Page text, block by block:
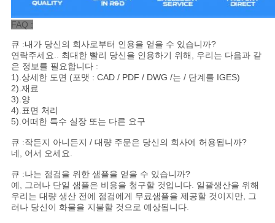
FAQ :
큐 :내가 당신의 회사로부터 인용을 얻을 수 있습니까?
연락주세요.. 최대한 빨리 당신을 인용하기 위해, 우리는 다음과 같
은 정보를 필요합니다 :
1).상세한 도면 (포맷 : CAD / PDF / DWG /는 / 단계를 IGES)
2).재료
3).양
4).표면 처리
5).어떠한 특수 실장 또는 다른 요구
큐 :작든지 아니든지 / 대량 주문은 당신의 회사에 허용됩니까?
네, 어서 오세요.
큐 :나는 점검을 위한 샘플을 얻을 수 있습니까?
예, 그러나 단일 샘플은 비용을 청구할 것입니다. 일괄생산을 위해
우리는 대량 생산 전에 점검에게 무료샘플을 제공할 것이지만, 그
러나 당신이 화물을 지불할 것으로 예상됩니다.